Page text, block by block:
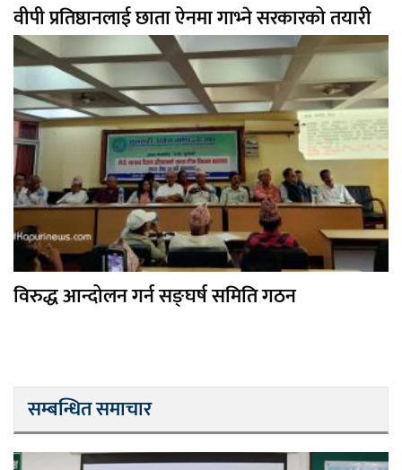
वीपी प्रतिष्ठानलाई छाता ऐनमा गाभ्ने सरकारको तयारी
विरुद्ध आन्दोलन गर्न सङ्घर्ष समिति गठन
सम्बन्धित समाचार